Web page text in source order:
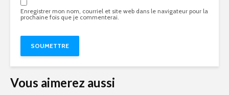
Enregistrer mon nom, courriel et site web dans le navigateur pour la
prochaine fois que je commenterai.
Vous aimerez aussi